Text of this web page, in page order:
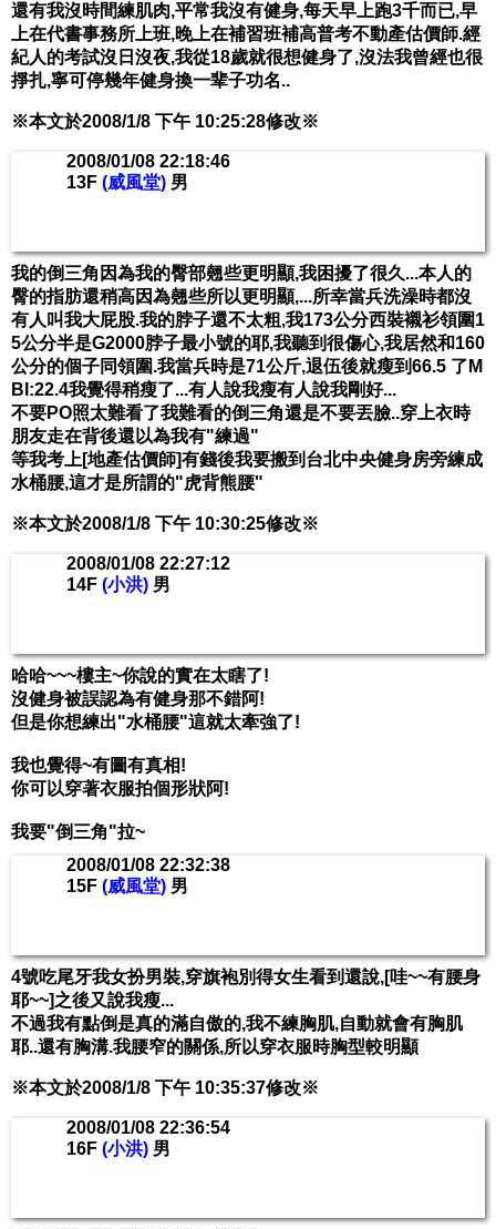
還有我沒時間練肌肉,平常我沒有健身,每天早上跑3千而已,早
上在代書事務所上班,晚上在補習班補高普考不動產估價師.經
紀人的考試沒日沒夜,我從18歲就很想健身了,沒法我曾經也很
掙扎,寧可停幾年健身換一辈子功名..
※本文於2008/1/8 下午 10:25:28修改※
2008/01/08 22:18:46
13F (威風堂) 男
我的倒三角因為我的臀部翹些更明顯,我困擾了很久...本人的
臀的指肪還稍高因為翹些所以更明顯,...所幸當兵洗澡時都沒
有人叫我大屁股.我的脖子還不太粗,我173公分西裝襯衫領圍1
5公分半是G2000脖子最小號的耶,我聽到很傷心,我居然和160
公分的個子同領圍.我當兵時是71公斤,退伍後就瘦到66.5 了M
BI:22.4我覺得稍瘦了...有人說我瘦有人說我剛好...
不要PO照太難看了我難看的倒三角還是不要丟臉..穿上衣時
朋友走在背後還以為我有"練過"
等我考上[地產估價師]有錢後我要搬到台北中央健身房旁練成
水桶腰,這才是所謂的"虎背熊腰"
※本文於2008/1/8 下午 10:30:25修改※
2008/01/08 22:27:12
14F (小洪) 男
哈哈~~~樓主~你說的實在太瞎了!
沒健身被誤認為有健身那不錯阿!
但是你想練出"水桶腰"這就太牽強了!
我也覺得~有圖有真相!
你可以穿著衣服拍個形狀阿!
我要"倒三角"拉~
2008/01/08 22:32:38
15F (威風堂) 男
4號吃尾牙我女扮男裝,穿旗袍別得女生看到還說,[哇~~有腰身
耶~~]之後又說我瘦...
不過我有點倒是真的滿自傲的,我不練胸肌,自動就會有胸肌
耶..還有胸溝.我腰窄的關係,所以穿衣服時胸型較明顯
※本文於2008/1/8 下午 10:35:37修改※
2008/01/08 22:36:54
16F (小洪) 男